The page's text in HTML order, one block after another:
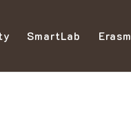
SmartLab